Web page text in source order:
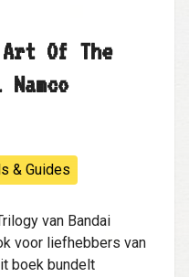
Of The
& Guides
van Bandai
voor liefhebbers van
boek bundelt